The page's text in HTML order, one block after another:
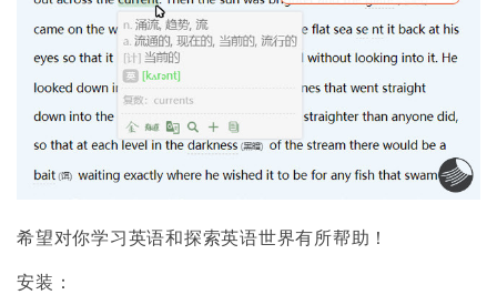
希望对你学习英语和探索英语世界有所帮助！
安装：